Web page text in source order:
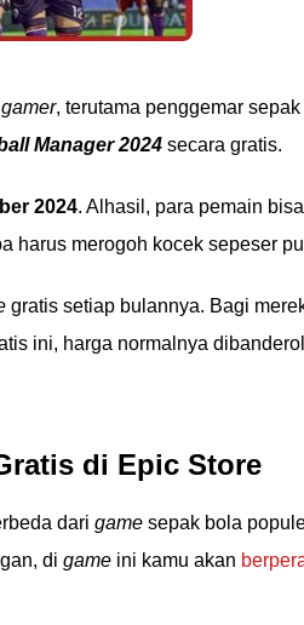
gamer, terutama penggemar sepak
Manager 2024 secara gratis.
2024. Alhasil, para pemain bisa
harus merogoh kocek sepeser
gratis setiap bulannya. Bagi
ini, harga normalnya dibanderol
di Epic Store
dari game sepak bola
di game ini kamu akan